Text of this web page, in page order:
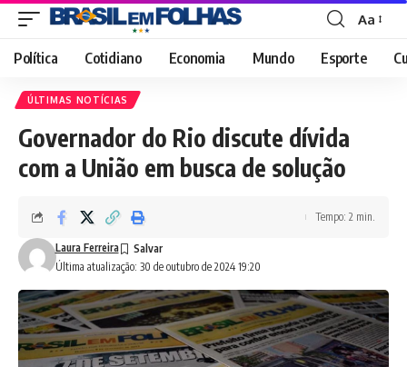
Font
Resizer
Aa
Política Cotidiano Economia Mundo Esporte
ÚLTIMAS NOTÍCIAS
Governador do Rio discute dívida
com a União em busca de solução
Última atualização: 30 de outubro de 2024 19:20
Laura Ferreira
Tempo: 2 min.